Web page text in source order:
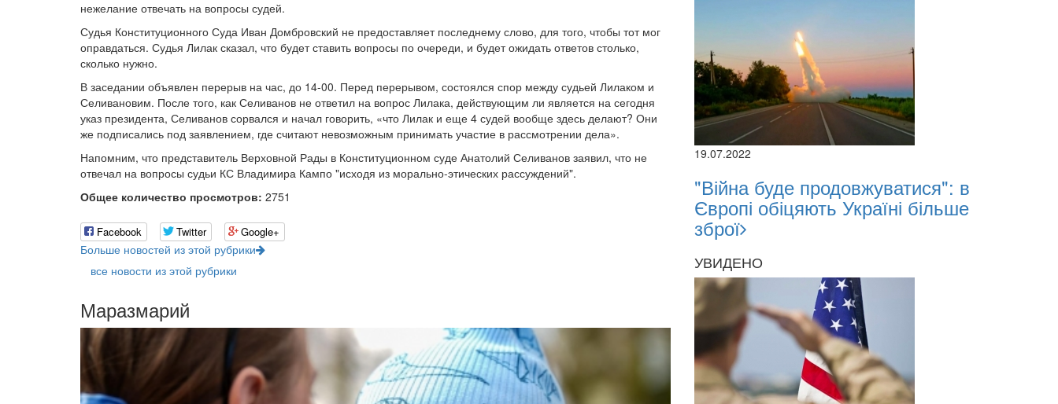
нежелание отвечать на вопросы судей.
Судья Конституционного Суда Иван Домбровский не предоставляет последнему слово, для того, чтобы тот мог
оправдаться. Судья Лилак сказал, что будет ставить вопросы по очереди, и будет ожидать ответов столько,
сколько нужно.
В заседании объявлен перерыв на час, до 14-00. Перед перерывом, состоялся спор между судьей Лилаком и
Селивановим. После того, как Селиванов не ответил на вопрос Лилака, действующим ли является на сегодня
указ президента, Селиванов сорвался и начал говорить, «что Лилак и еще 4 судей вообще здесь делают? Они
же подписались под заявлением, где считают невозможным принимать участие в рассмотрении дела».
Напомним, что представитель Верховной Рады в Конституционном суде Анатолий Селиванов заявил, что не
отвечал на вопросы судьи КС Владимира Кампо "исходя из морально-этических рассуждений".
Общее количество просмотров: 2751
Facebook Twitter Google+
Больше новостей из этой рубрики
все новости из этой рубрики
Маразмарий
19.07.2022
"Війна буде продовжуватися": в
Європі обіцяють Україні більше
зброї
УВИДЕНО